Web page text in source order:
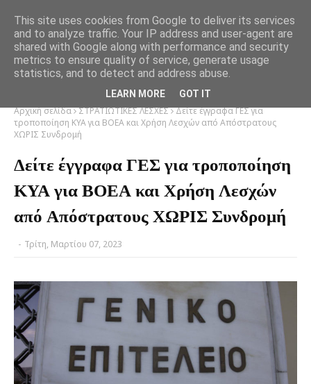
Αρχική σελίδα ΣΤΡΑΤΙΩΤΙΚΕΣ ΛΕΣΧΕΣ Δείτε έγγραφα ΓΕΣ για
τροποποίηση ΚΥΑ για ΒΟΕΑ και Χρήση Λεσχών από Απόστρατους
ΧΩΡΙΣ Συνδρομή
Δείτε έγγραφα ΓΕΣ για τροποποίηση
ΚΥΑ για ΒΟΕΑ και Χρήση Λεσχών
από Απόστρατους ΧΩΡΙΣ Συνδρομή
- Τρίτη, Μαρτίου 07, 2023
This site uses cookies from Google to deliver its services
and to analyze traffic. Your IP address and user-agent are
shared with Google along with performance and security
metrics to ensure quality of service, generate usage
statistics, and to detect and address abuse.
LEARN MORE GOT IT